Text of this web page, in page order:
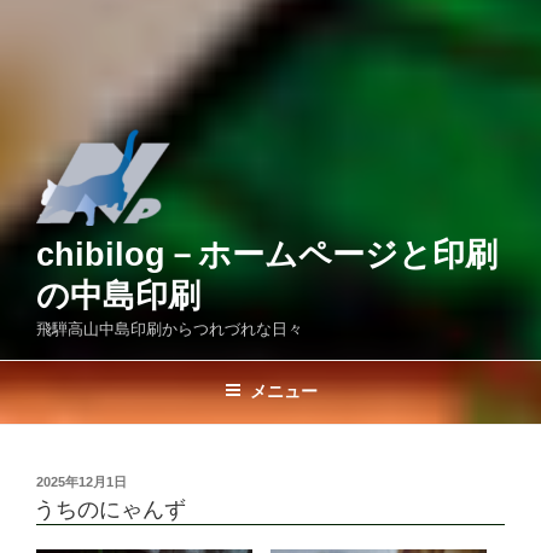
chibilog－ホームページと印刷
の中島印刷
飛騨高山中島印刷からつれづれな日々
メニュー
投
稿
日:
2025年12月1日
うちのにゃんず